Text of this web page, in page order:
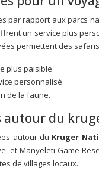
rapport aux parcs
un service plus
permettent des
plus paisible.
personnalisé.
de la faune.
autour du
autour du Kruger
et Manyeleti Game
de villages locaux.